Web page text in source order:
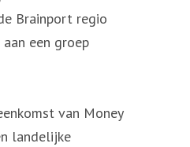
Brainport regio
een groep
van Money
landelijke